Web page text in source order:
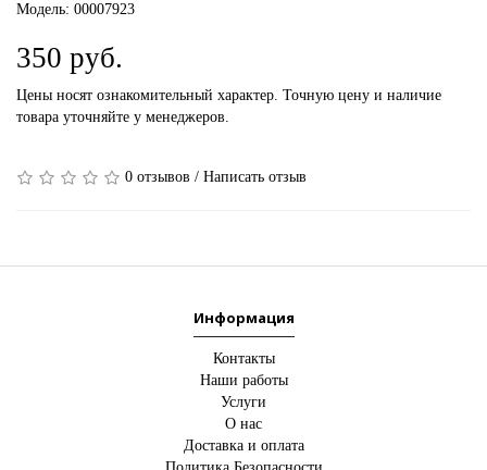
Модель: 00007923
350 руб.
Цены носят ознакомительный характер. Точную цену и наличие
товара уточняйте у менеджеров.
0 отзывов / Написать отзыв
Информация
Контакты
Наши работы
Услуги
О нас
Доставка и оплата